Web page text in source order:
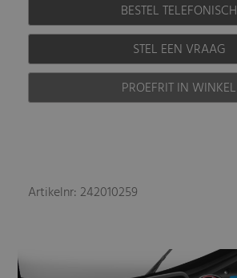
BESTEL TELEFONISCH
STEL EEN VRAAG
PROEFRIT IN WINKEL
Artikelnr: 242010259